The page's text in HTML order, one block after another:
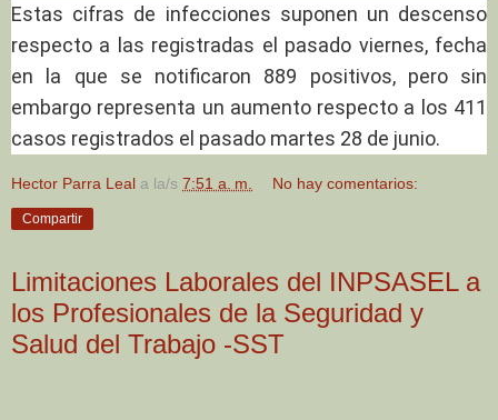
Estas cifras de infecciones suponen un descenso
respecto a las registradas el pasado viernes, fecha
en la que se notificaron 889 positivos, pero sin
embargo representa un aumento respecto a los 411
casos registrados el pasado martes 28 de junio.
Hector Parra Leal a la/s 7:51 a. m. No hay comentarios:
Compartir
Limitaciones Laborales del INPSASEL a
los Profesionales de la Seguridad y
Salud del Trabajo -SST